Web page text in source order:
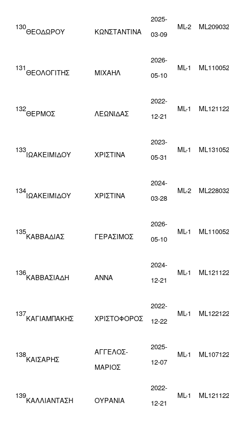
130
ΘΕΟΔΩΡΟΥ ΚΩΝΣΤΑΝΤΙΝΑ
2025-
03-09
ML-2
131
ΘΕΟΛΟΓΙΤΗΣ ΜΙΧΑΗΛ
2026-
05-10
ML-1
132
ΘΕΡΜΟΣ ΛΕΩΝΙΔΑΣ
2022-
12-21
ML-1
133
ΙΩΑΚΕΙΜΙΔΟΥ ΧΡΙΣΤΙΝΑ
2023-
05-31
ML-1
134
ΙΩΑΚΕΙΜΙΔΟΥ ΧΡΙΣΤΙΝΑ
2024-
03-28
ML-2
135
ΚΑΒΒΑΔΙΑΣ ΓΕΡΑΣΙΜΟΣ
2026-
05-10
ML-1
136
ΚΑΒΒΑΣΙΑΔΗ ΑΝΝΑ
2024-
12-21
ML-1
137
ΚΑΓΙΑΜΠΑΚΗΣ ΧΡΙΣΤΟΦΟΡΟΣ
2022-
12-22
ML-1
138
ΚΑΙΣΑΡΗΣ
ΑΓΓΕΛΟΣ-
ΜΑΡΙΟΣ
2025-
12-07
ML-1
139
ΚΑΛΛΙΑΝΤΑΣΗ ΟΥΡΑΝΙΑ
2022-
12-21
ML-1